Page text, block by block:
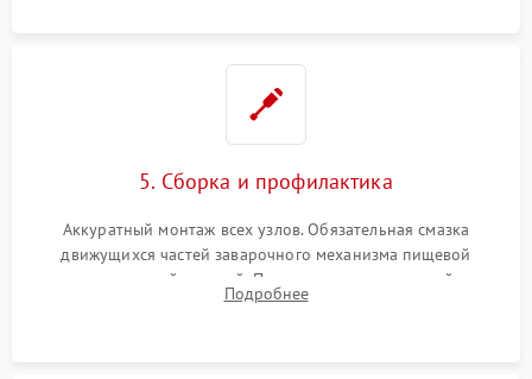
5. Сборка и профилактика
Аккуратный монтаж всех узлов. Обязательная смазка
движущихся частей заварочного механизма пищевой
силиконовой смазкой. Проведение программной
декальцинации и очистки системы от кофейных масел.
Подробнее